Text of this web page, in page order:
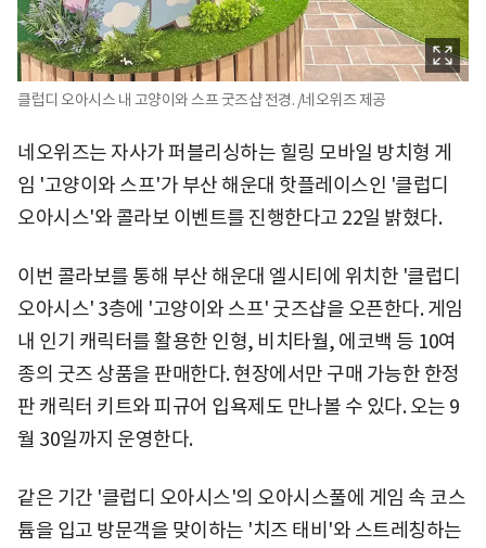
클럽디 오아시스 내 고양이와 스프 굿즈샵 전경. /네오위즈 제공
네오위즈는 자사가 퍼블리싱하는 힐링 모바일 방치형 게
임 '고양이와 스프'가 부산 해운대 핫플레이스인 '클럽디
오아시스'와 콜라보 이벤트를 진행한다고 22일 밝혔다.
이번 콜라보를 통해 부산 해운대 엘시티에 위치한 '클럽디
오아시스' 3층에 '고양이와 스프' 굿즈샵을 오픈한다. 게임
내 인기 캐릭터를 활용한 인형, 비치타월, 에코백 등 10여
종의 굿즈 상품을 판매한다. 현장에서만 구매 가능한 한정
판 캐릭터 키트와 피규어 입욕제도 만나볼 수 있다. 오는 9
월 30일까지 운영한다.
같은 기간 '클럽디 오아시스'의 오아시스풀에 게임 속 코스
튬을 입고 방문객을 맞이하는 '치즈 태비'와 스트레칭하는